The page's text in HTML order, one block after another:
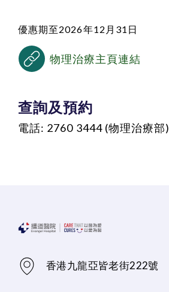
優惠期至2026年12月31日
物理治療主頁連結
查詢及預約
電話: 2760 3444 (物理治療部)
香港九龍亞皆老街222號